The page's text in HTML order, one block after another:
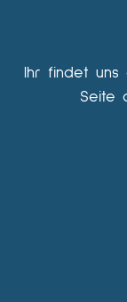
Ihr findet uns
Seite